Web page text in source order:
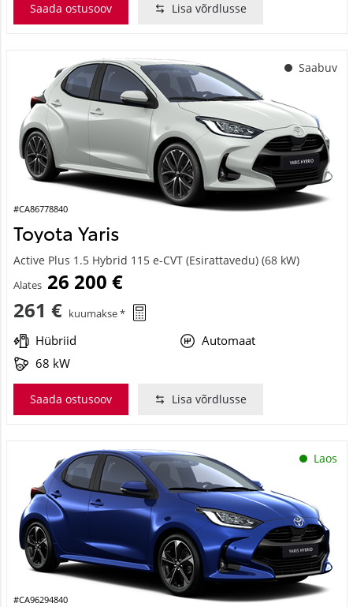
Saada ostusoov Lisa võrdlusse
Saabuv
#CA86778840
Toyota Yaris
Active Plus 1.5 Hybrid 115 e-CVT (Esirattavedu) (68 kW)
Alates 26 200 €
261 € kuumakse *
Hübriid
Automaat
68 kW
Saada ostusoov Lisa võrdlusse
Laos
#CA96294840